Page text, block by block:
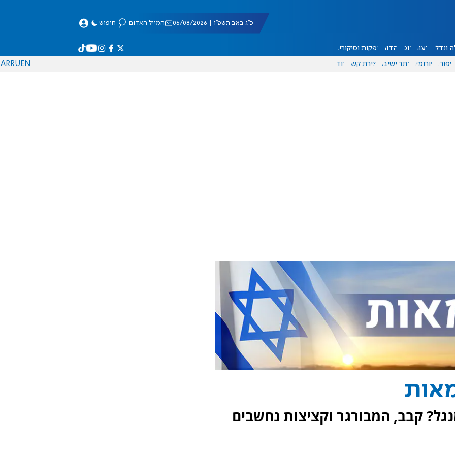
כ"ג באב תשפ"ו | 06/08/2026 המייל האדום חיפוש
ונדל"ן דעות אוכל יהדות הפקות וסיקורים
ספורט פורומים אתר ישיבה יצירת קשר עוד EN
RU
AR
קבב, המבורגר וקציצות נחשבים